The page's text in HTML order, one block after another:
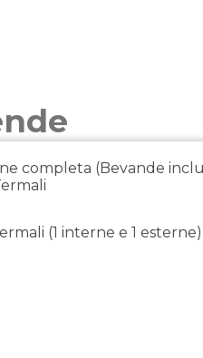
completa (Bevande
(1 interne e 1 esterne)